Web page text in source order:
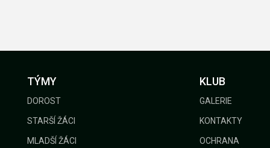
TÝMY
DOROST
STARŠÍ ŽÁCI
MLADŠÍ ŽÁCI
KLUB
GALERIE
KONTAKTY
OCHRANA